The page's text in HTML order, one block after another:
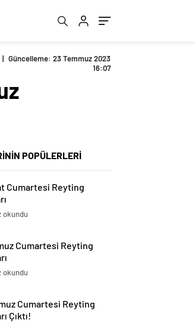
| Güncelleme: 23 Temmuz 2023
16:07
POPÜLERLERİ
Cumartesi Reyting
okundu
Cumartesi Reyting
okundu
Cumartesi Reyting
Çıktı!